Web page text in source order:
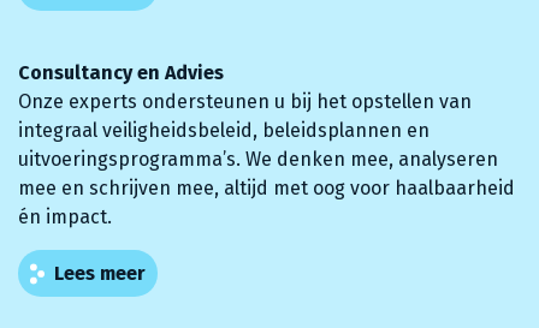
Consultancy en Advies
Onze experts ondersteunen u bij het opstellen van
integraal veiligheidsbeleid, beleidsplannen en
uitvoeringsprogramma’s. We denken mee, analyseren
mee en schrijven mee, altijd met oog voor haalbaarheid
én impact.
Lees meer